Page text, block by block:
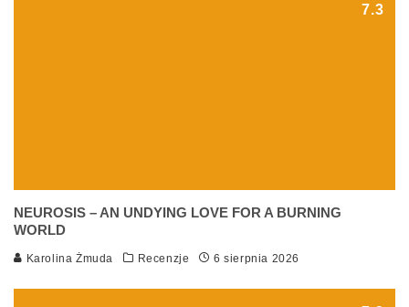
7.3
NEUROSIS – AN UNDYING LOVE FOR A BURNING
WORLD
Karolina Żmuda Recenzje 6 sierpnia 2026